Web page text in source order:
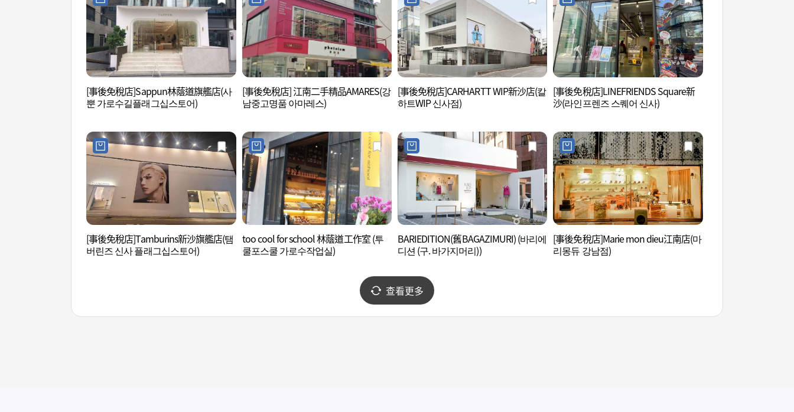
[事後免稅店]Sappun林蔭道旗艦店(사
뿐 가로수길플래그십스토어)
[事後免稅店] 江南二手精品AMARES(강
남중고명품 아마레스)
[事後免稅店]CARHARTT WIP新沙店(칼
하트WIP 신사점)
[事後免稅店]LINEFRIENDS Square新
沙(라인프렌즈 스퀘어 신사)
[事後免稅店]Tamburins新沙旗艦店(탬
버린즈 신사 플래그십스토어)
too cool for school 林蔭道工作室 (투
쿨포스쿨 가로수작업실)
BARIEDITION(舊BAGAZIMURI) (바리에
디션 (구. 바가지머리))
[事後免稅店]Marie mon dieu江南店(마
리몽듀 강남점)
查看更多